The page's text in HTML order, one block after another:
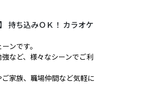
持ち込みＯＫ！ カラオケ
ンです。
など、様々なシーンでご利
家族、職場仲間など気軽に